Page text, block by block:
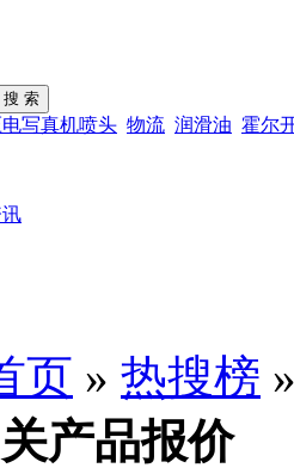
电写真机喷头 物流 润滑油 霍尔
页 » 热搜榜
产品报价